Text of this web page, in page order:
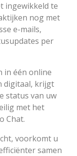
ingewikkeld te
nog met
e-mails,
per
in één online
digitaal, krijgt
status van uw
met het
Chat.
voorkomt u
samen